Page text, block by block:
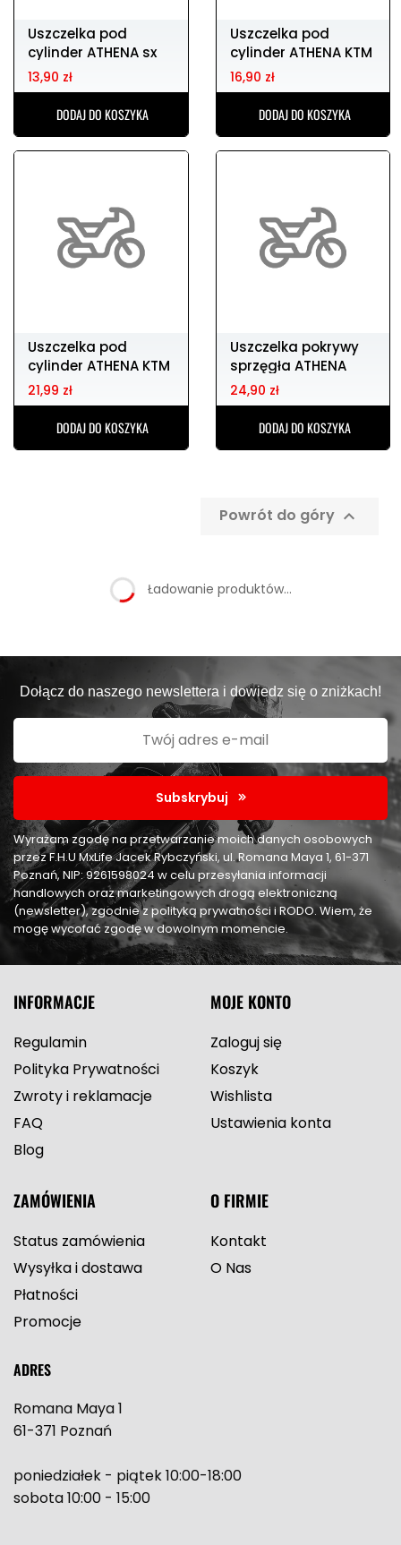
Uszczelka pod
cylinder ATHENA sx
exc 400/450/520
13,90 zł
DODAJ DO KOSZYKA
Uszczelka pod
cylinder ATHENA KTM
sx-f 250 (06-12)
16,90 zł
DODAJ DO KOSZYKA
Uszczelka pod
cylinder ATHENA KTM
0,5mm
21,99 zł
DODAJ DO KOSZYKA
Uszczelka pokrywy
sprzęgła ATHENA
KTM exc sx 400/5
24,90 zł
DODAJ DO KOSZYKA
Powrót do góry 
Ładowanie produktów...
Dołącz do naszego newslettera i dowiedz się o zniżkach!
Subskrybuj
Wyrażam zgodę na przetwarzanie moich danych osobowych
przez F.H.U MxLife Jacek Rybczyński, ul. Romana Maya 1, 61-371
Poznań, NIP: 9261598024 w celu przesyłania informacji
handlowych oraz marketingowych drogą elektroniczną
(newsletter), zgodnie z polityką prywatności i RODO. Wiem, że
mogę wycofać zgodę w dowolnym momencie.
INFORMACJE
Regulamin
Polityka Prywatności
Zwroty i reklamacje
FAQ
Blog
MOJE KONTO
Zaloguj się
Koszyk
Wishlista
Ustawienia konta
ZAMÓWIENIA
Status zamówienia
Wysyłka i dostawa
Płatności
Promocje
O FIRMIE
Kontakt
O Nas
ADRES
Romana Maya 1
61-371 Poznań
poniedziałek - piątek 10:00-18:00
sobota 10:00 - 15:00